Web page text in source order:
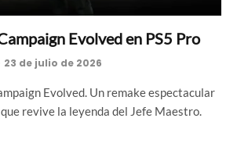
Evolved en PS5 Pro
23 de julio de 2026
Evolved. Un remake espectacular
revive la leyenda del Jefe Maestro.